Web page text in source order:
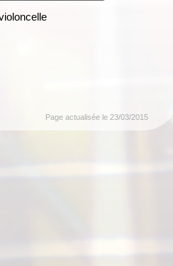
Page actualisée le 23/03/2015